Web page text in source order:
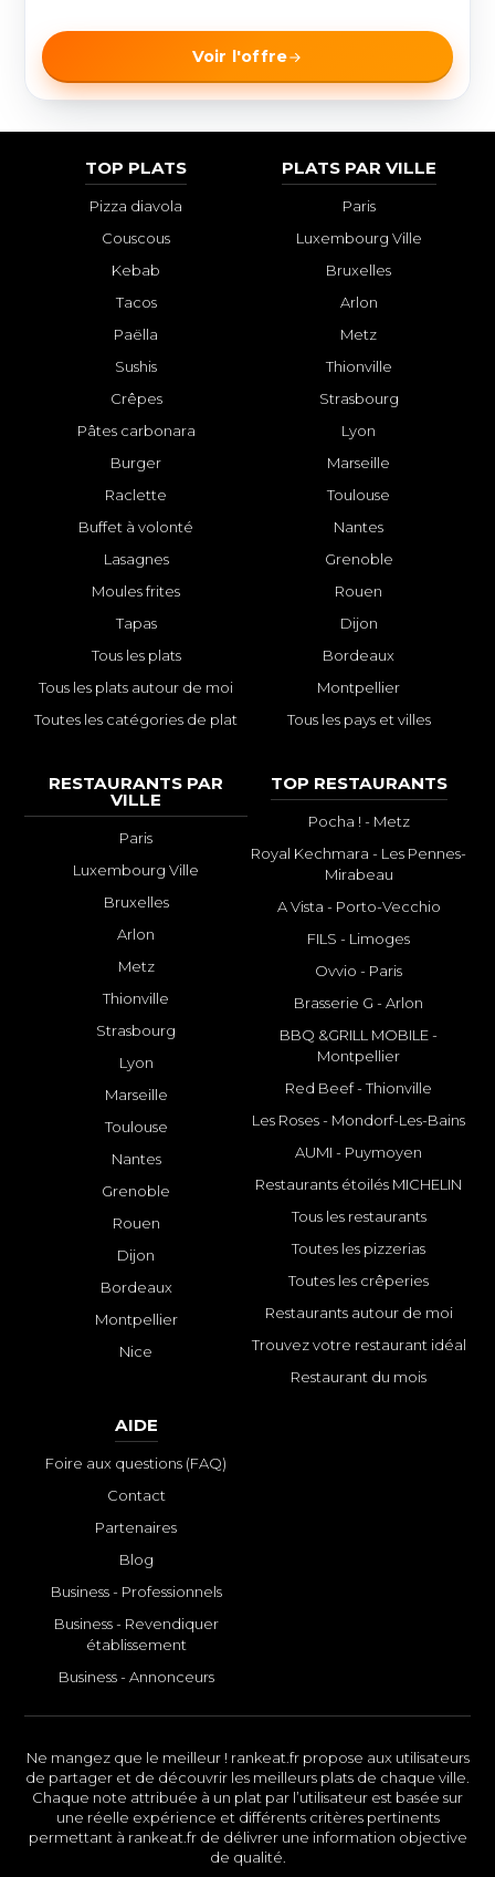
Voir l'offre
TOP PLATS
Pizza diavola
Couscous
Kebab
Tacos
Paëlla
Sushis
Crêpes
Pâtes carbonara
Burger
Raclette
Buffet à volonté
Lasagnes
Moules frites
Tapas
Tous les plats
Tous les plats autour de moi
Toutes les catégories de plat
PLATS PAR VILLE
Paris
Luxembourg Ville
Bruxelles
Arlon
Metz
Thionville
Strasbourg
Lyon
Marseille
Toulouse
Nantes
Grenoble
Rouen
Dijon
Bordeaux
Montpellier
Tous les pays et villes
RESTAURANTS PAR
VILLE
Paris
Luxembourg Ville
Bruxelles
Arlon
Metz
Thionville
Strasbourg
Lyon
Marseille
Toulouse
Nantes
Grenoble
Rouen
Dijon
Bordeaux
Montpellier
Nice
TOP RESTAURANTS
Pocha ! - Metz
Royal Kechmara - Les Pennes-
Mirabeau
A Vista - Porto-Vecchio
FILS - Limoges
Ovvio - Paris
Brasserie G - Arlon
BBQ &GRILL MOBILE -
Montpellier
Red Beef - Thionville
Les Roses - Mondorf-Les-Bains
AUMI - Puymoyen
Restaurants étoilés MICHELIN
Tous les restaurants
Toutes les pizzerias
Toutes les crêperies
Restaurants autour de moi
Trouvez votre restaurant idéal
Restaurant du mois
AIDE
Foire aux questions (FAQ)
Contact
Partenaires
Blog
Business - Professionnels
Business - Revendiquer
établissement
Business - Annonceurs
Ne mangez que le meilleur ! rankeat.fr propose aux utilisateurs
de partager et de découvrir les meilleurs plats de chaque ville.
Chaque note attribuée à un plat par l’utilisateur est basée sur
une réelle expérience et différents critères pertinents
permettant à rankeat.fr de délivrer une information objective
de qualité.